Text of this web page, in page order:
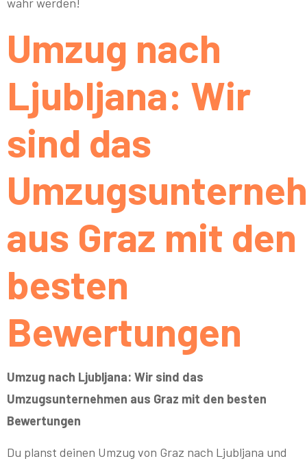
Umzug nach
Ljubljana: Wir
sind das
aus Graz mit den
besten
Bewertungen
Umzug nach Ljubljana: Wir sind das
Umzugsunternehmen aus Graz mit den besten
Bewertungen
Du planst deinen Umzug von Graz nach Ljubljana und